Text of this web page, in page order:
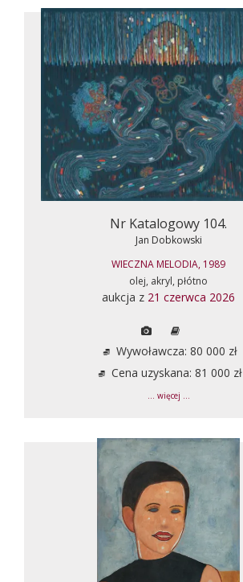
Nr Katalogowy 104.
Jan Dobkowski
WIECZNA MELODIA, 1989
olej, akryl, płótno
aukcja z 21 czerwca 2026
Wywoławcza: 80 000 zł
Cena uzyskana: 81 000 zł
... więcej ...